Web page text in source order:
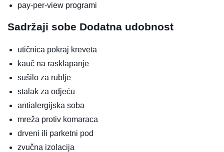
pay-per-view programi
Sadržaji sobe Dodatna udobnost
utičnica pokraj kreveta
kauč na rasklapanje
sušilo za rublje
stalak za odjeću
antialergijska soba
mreža protiv komaraca
drveni ili parketni pod
zvučna izolacija